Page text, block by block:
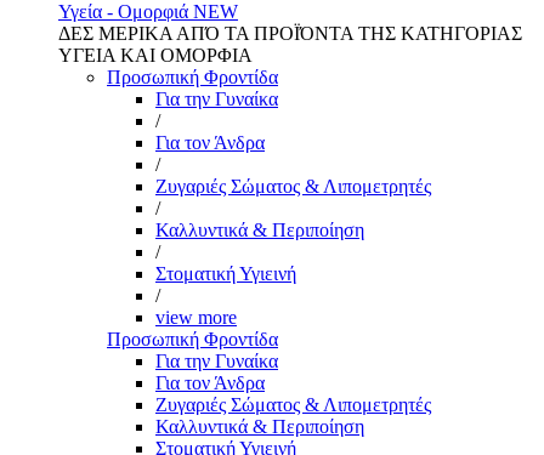
Υγεία - Ομορφιά NEW
ΔΕΣ ΜΕΡΙΚΑ ΑΠΌ ΤΑ ΠΡΟΪΌΝΤΑ ΤΗΣ ΚΑΤΗΓΟΡΙΑΣ
ΥΓΕΙΑ ΚΑΙ ΟΜΟΡΦΙΑ
Προσωπική Φροντίδα
Για την Γυναίκα
/
Για τον Άνδρα
/
Ζυγαριές Σώματος & Λιπομετρητές
/
Καλλυντικά & Περιποίηση
/
Στοματική Υγιεινή
/
view more
Προσωπική Φροντίδα
Για την Γυναίκα
Για τον Άνδρα
Ζυγαριές Σώματος & Λιπομετρητές
Καλλυντικά & Περιποίηση
Στοματική Υγιεινή